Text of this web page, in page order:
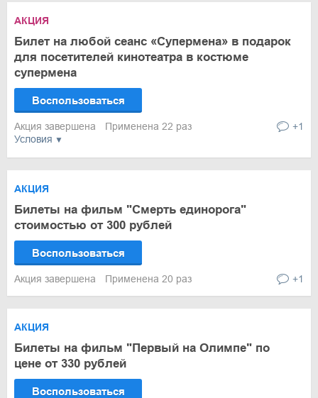
Условия
АКЦИЯ
Билет на любой сеанс «Супермена» в подарок
для посетителей кинотеатра в костюме
супермена
Воспользоваться
Акция завершена Применена 22 раз +1
АКЦИЯ
Билеты на фильм "Смерть единорога"
стоимостью от 300 рублей
Воспользоваться
Акция завершена Применена 20 раз +1
АКЦИЯ
Билеты на фильм "Первый на Олимпе" по
цене от 330 рублей
Воспользоваться